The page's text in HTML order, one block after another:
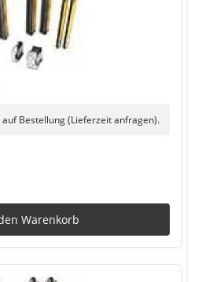
Bestellung (Lieferzeit anfragen).
Warenkorb